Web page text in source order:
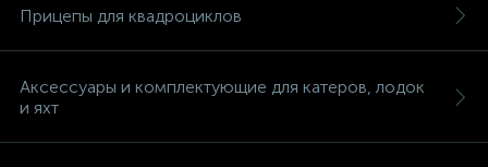
Прицепы для квадроциклов
Аксессуары и комплектующие для катеров, лодок
и яхт